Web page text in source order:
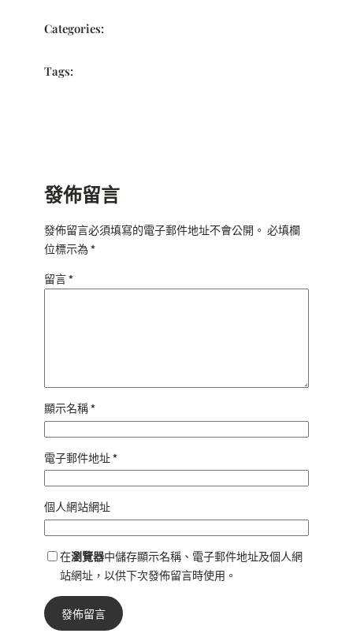
Categories:
Tags:
發佈留言
發佈留言必須填寫的電子郵件地址不會公開。 必填欄
位標示為*
留言*
顯示名稱*
電子郵件地址*
個人網站網址
在瀏覽器中儲存顯示名稱、電子郵件地址及個人網
站網址，以供下次發佈留言時使用。